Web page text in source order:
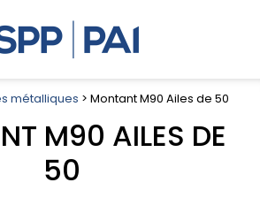
métalliques > Montant M90 Ailes de 50
M90 AILES DE
50